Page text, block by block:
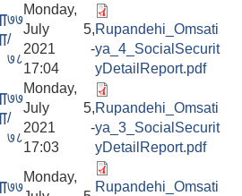
७७
/
७८
Monday,
July 5,
2021 -
17:04
Rupandehi_Omsati
ya_4_SocialSecurit
yDetailReport.pdf
७७
/
७८
Monday,
July 5,
2021 -
17:03
Rupandehi_Omsati
ya_3_SocialSecurit
yDetailReport.pdf
७७
Monday,
Rupandehi_Omsati